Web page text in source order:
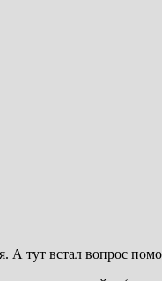
А тут встал вопрос